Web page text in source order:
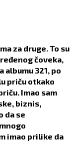
za druge. To su
čoveka,
albumu 321, po
priču otkako
Imao sam
biznis,
da se
imao prilike da